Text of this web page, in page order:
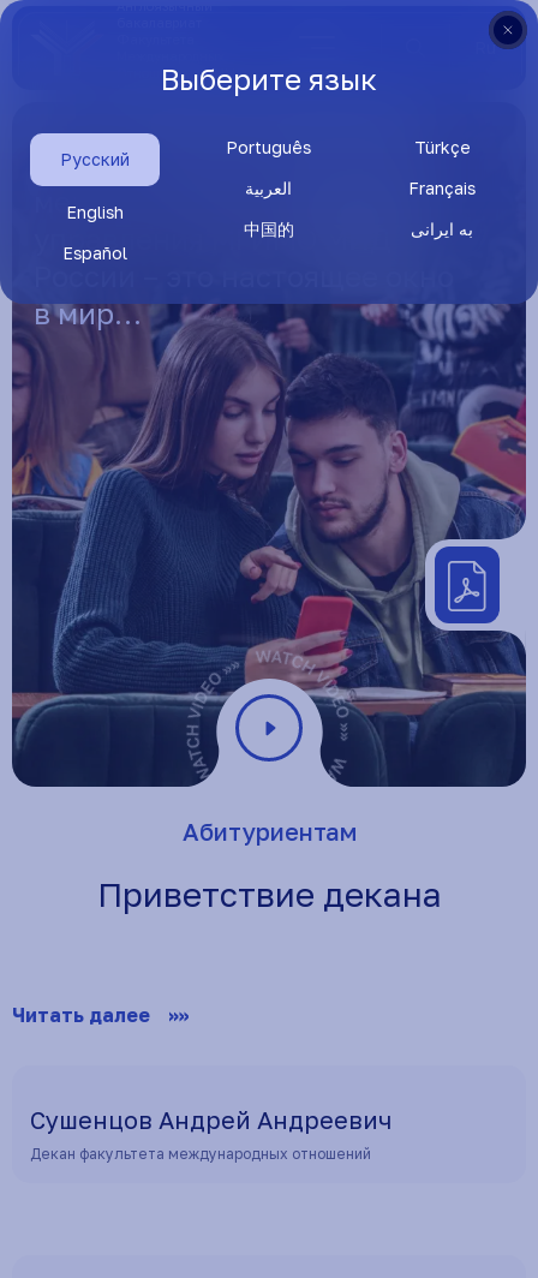
Отношений МГИМО
МИД России
Ru
Диплом Института
международных отношений и
управления МГИМО МИД
в мир…
Сушенцов Андрей Андреевич
Декан факультета международных отношений
Абитуриентам
Приветствие декана
Читать далее
Выберите язык
Русский
English
Español
Português
العربية
中国的
Türkçe
Français
به ایرانی